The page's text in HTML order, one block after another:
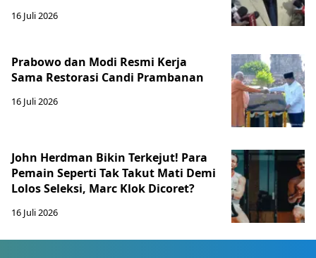
16 Juli 2026
Prabowo dan Modi Resmi Kerja
Sama Restorasi Candi Prambanan
16 Juli 2026
John Herdman Bikin Terkejut! Para
Pemain Seperti Tak Takut Mati Demi
Lolos Seleksi, Marc Klok Dicoret?
16 Juli 2026